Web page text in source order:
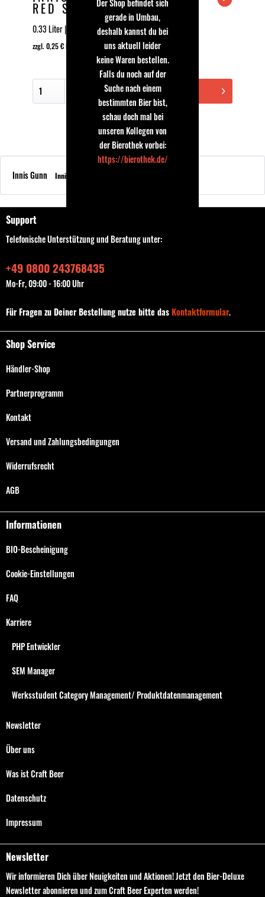
RED SKY RUM BARREL
0.33 Liter | 6.8 % Vol | 3,29 € | (9,97 € * / 1 Liter)
zzgl. 0,25 € EINWEG Pfand
In den Warenkorb
Innis Gunn Innis Gunn
Support
Telefonische Unterstützung und Beratung unter:
+49 0800 243768435
Mo-Fr, 09:00 - 16:00 Uhr
Für Fragen zu Deiner Bestellung nutze bitte dasKontaktformular.
Shop Service
Händler-Shop
Partnerprogramm
Kontakt
Versand und Zahlungsbedingungen
Widerrufsrecht
AGB
Informationen
BIO-Bescheinigung
Cookie-Einstellungen
FAQ
Karriere
PHP Entwickler
SEM Manager
Werksstudent Category Management/ Produktdatenmanagement
Newsletter
Über uns
Was ist Craft Beer
Datenschutz
Impressum
Newsletter
Wir informieren Dich über Neuigkeiten und Aktionen! Jetzt den Bier-Deluxe
Newsletter abonnieren und zum Craft Beer Experten werden!
Der Shop befindet sich
gerade in Umbau,
deshalb kannst du bei
uns aktuell leider
keine Waren bestellen.
Falls du noch auf der
Suche nach einem
bestimmten Bier bist,
schau doch mal bei
unseren Kollegen von
der Bierothek vorbei:
https://bierothek.de/